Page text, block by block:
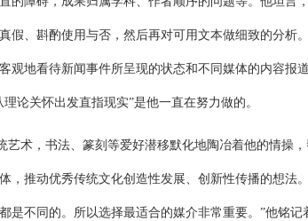
假、斟酌使用与否，然后再对可用文本做细致的分析。
观地看待新闻事件所呈现的状态和不同媒体的内容报
理论关怀出发直指现实”是他一直在努力做的。
艺术，书法、篆刻等爱好潜移默化地陶冶着他的情操
，推动优秀传统文化创造性发展、创新性传播的想法。
是不同的。所以选择最适合的媒介非常重要。 ”他铭记